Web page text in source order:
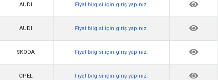
AUDI Fiyat bilgisi için giriş yapınız.
AUDI Fiyat bilgisi için giriş yapınız.
SKODA Fiyat bilgisi için giriş yapınız.
OPEL Fiyat bilgisi için giriş yapınız.